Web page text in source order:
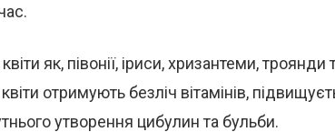
як, півонії, іриси, хризантеми,
отримують безліч вітамінів,
утворення цибулин та бульби.